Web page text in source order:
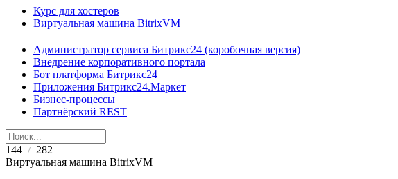
Курс для хостеров
Виртуальная машина BitrixVM
Администратор сервиса Битрикс24 (коробочная версия)
Внедрение корпоративного портала
Бот платформа Битрикс24
Приложения Битрикс24.Маркет
Бизнес-процессы
Партнёрский REST
144 / 282
Виртуальная машина BitrixVM